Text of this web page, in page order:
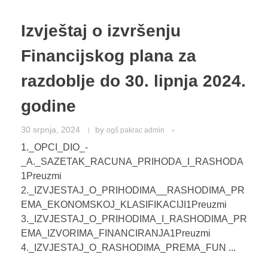
Izvještaj o izvršenju
Financijskog plana za
razdoblje do 30. lipnja 2024.
godine
30 srpnja, 2024 by ogš pakrac admin
1._OPCI_DIO_-
_A._SAZETAK_RACUNA_PRIHODA_I_RASHODA
1Preuzmi
2._IZVJESTAJ_O_PRIHODIMA__RASHODIMA_PR
EMA_EKONOMSKOJ_KLASIFIKACIJI1Preuzmi
3._IZVJESTAJ_O_PRIHODIMA_I_RASHODIMA_PR
EMA_IZVORIMA_FINANCIRANJA1Preuzmi
4._IZVJESTAJ_O_RASHODIMA_PREMA_FUN ...